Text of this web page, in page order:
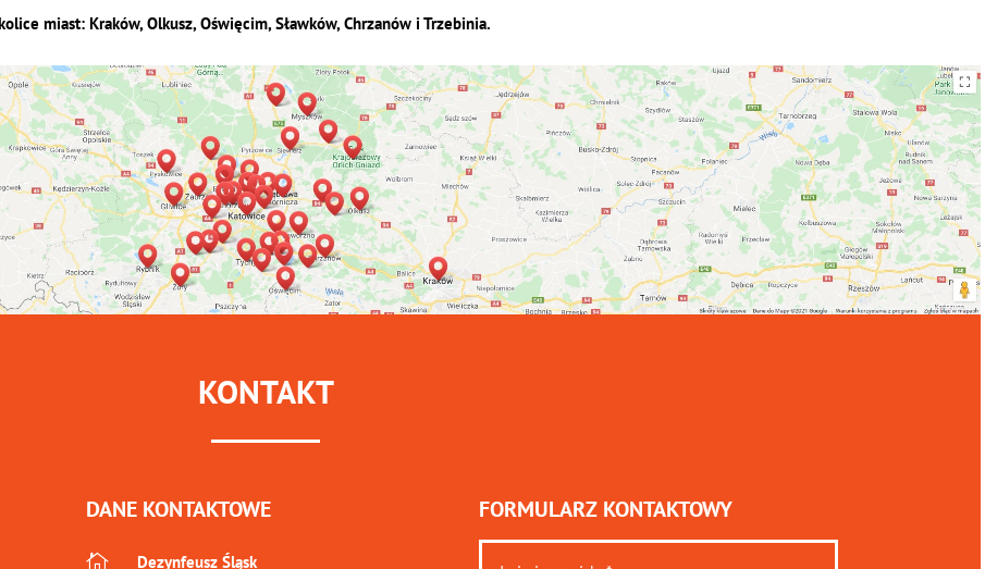
miast: Kraków, Olkusz, Oświęcim, Sławków, Chrzanów i Trzebinia.
KONTAKT
DANE KONTAKTOWE

Dezynfeusz Śląsk
FORMULARZ KONTAKTOWY